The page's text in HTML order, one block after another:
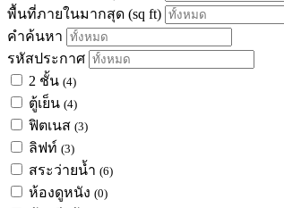
พื้นที่ภายในมากสุด (sq ft)
คำค้นหา
รหัสประกาศ
2 ชั้น (4)
ตู้เย็น (4)
ฟิตเนส (3)
ลิฟท์ (3)
สระว่ายน้ำ (6)
ห้องดูหนัง (0)